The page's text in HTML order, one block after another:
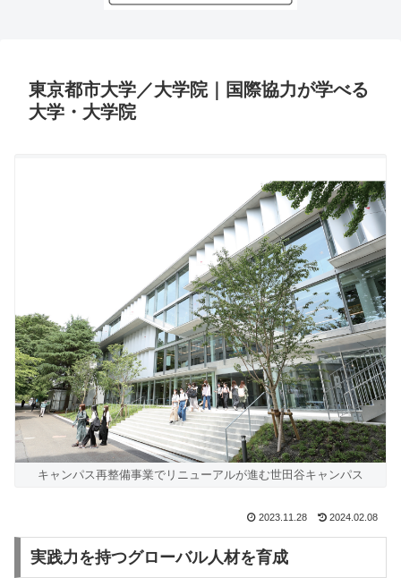
東京都市大学／大学院｜国際協力が学べる
大学・大学院
キャンパス再整備事業でリニューアルが進む世田谷キャンパス
2023.11.28 2024.02.08
実践力を持つグローバル人材を育成